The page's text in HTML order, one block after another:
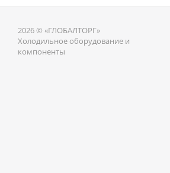
2026 © «ГЛОБАЛТОРГ»
Холодильное оборудование и
компоненты